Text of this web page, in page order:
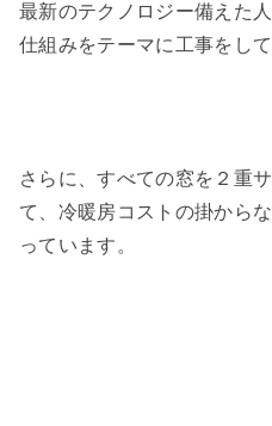
最新のテクノロジー備えた
仕組みをテーマに工事をして
さらに、すべての窓を２重
て、冷暖房コストの掛から
っています。